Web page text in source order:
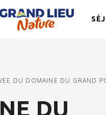
DU DOMAINE DU GRAND
DU